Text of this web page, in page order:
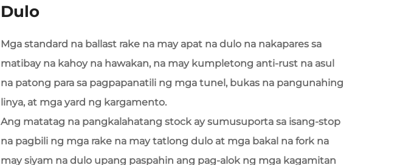
Dulo
Mga standard na ballast rake na may apat na dulo na nakapares sa
matibay na kahoy na hawakan, na may kumpletong anti-rust na asul
na patong para sa pagpapanatili ng mga tunel, bukas na pangunahing
linya, at mga yard ng kargamento.
Ang matatag na pangkalahatang stock ay sumusuporta sa isang-stop
na pagbili ng mga rake na may tatlong dulo at mga bakal na fork na
may siyam na dulo upang paspahin ang pag-alok ng mga kagamitan